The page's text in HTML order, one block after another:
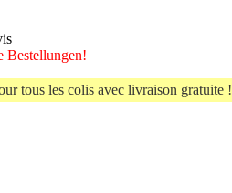
Bestellungen!
tous les colis avec livraison gratuite !